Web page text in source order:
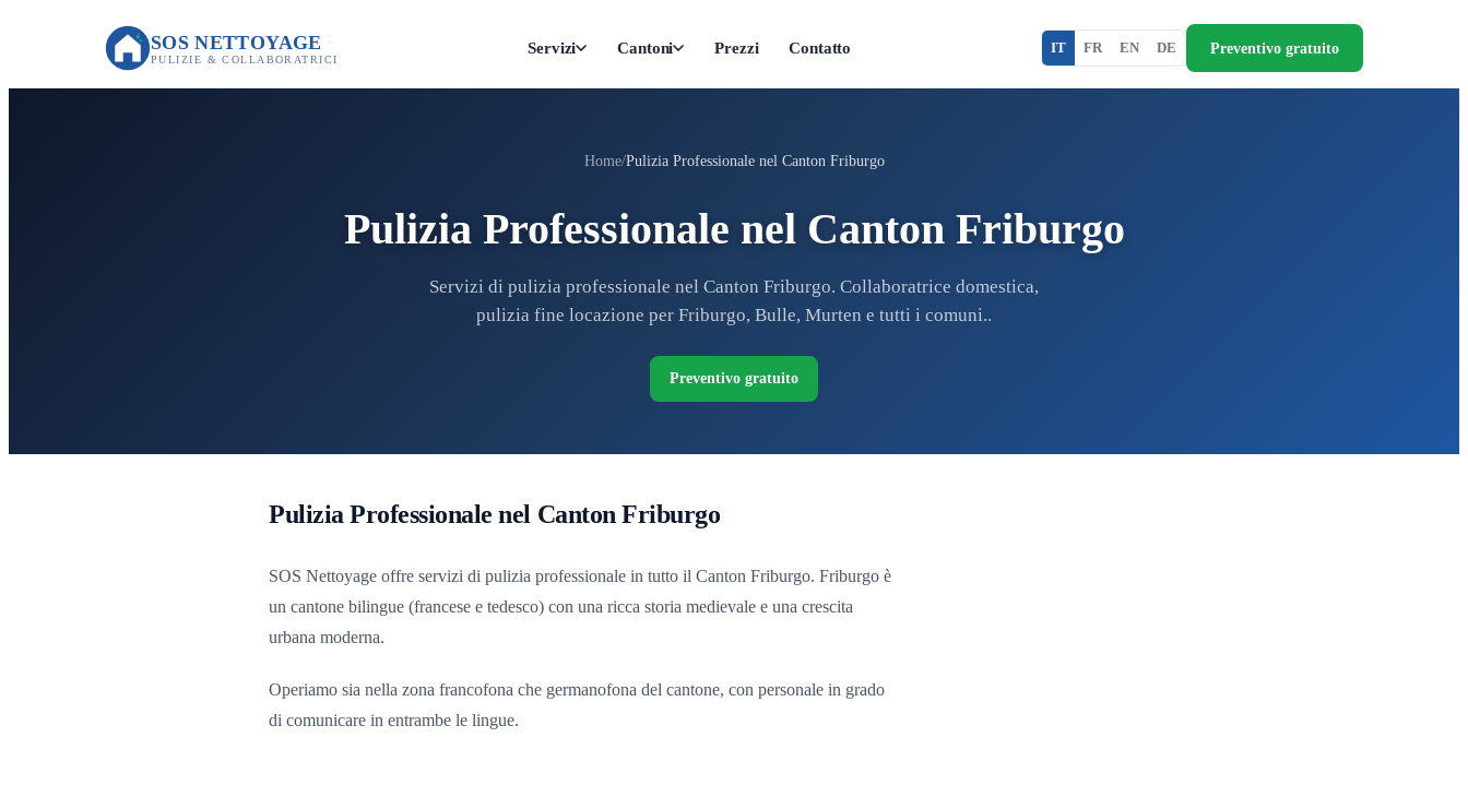
SOS NETTOYAGE
PULIZIE & COLLABORATRICI
Servizi Cantoni Prezzi Contatto IT FR EN DE Preventivo gratuito
Home Pulizia Professionale nel Canton Friburgo
Pulizia Professionale nel Canton Friburgo
Servizi di pulizia professionale nel Canton Friburgo. Collaboratrice domestica,
pulizia fine locazione per Friburgo, Bulle, Murten e tutti i comuni..
Preventivo gratuito
Pulizia Professionale nel Canton Friburgo
SOS Nettoyage offre servizi di pulizia professionale in tutto il Canton Friburgo. Friburgo è
un cantone bilingue (francese e tedesco) con una ricca storia medievale e una crescita
urbana moderna.
Operiamo sia nella zona francofona che germanofona del cantone, con personale in grado
di comunicare in entrambe le lingue.